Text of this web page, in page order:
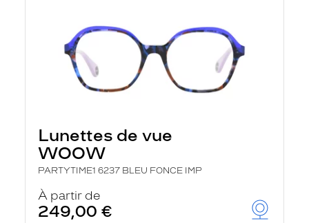
Lunettes de vue
WOOW
PARTYTIME1 6237 BLEU FONCE IMP
À partir de
249,00 €